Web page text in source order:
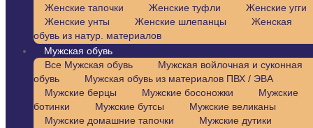
Женские тапочки
Женские туфли
Женские угги
Женские унты
Женские шлепанцы
Женская
обувь из натур. материалов
Мужская обувь
Все Мужская обувь
Мужская войлочная и суконная
обувь
Мужская обувь из материалов ПВХ / ЭВА
Мужские берцы
Мужские босоножки
Мужские
ботинки
Мужские бутсы
Мужские великаны
Мужские домашние тапочки
Мужские дутики